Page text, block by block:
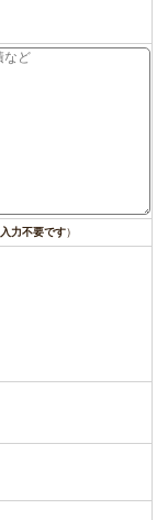
入力不要です）